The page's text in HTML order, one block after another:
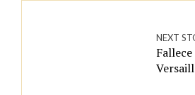
NEXT